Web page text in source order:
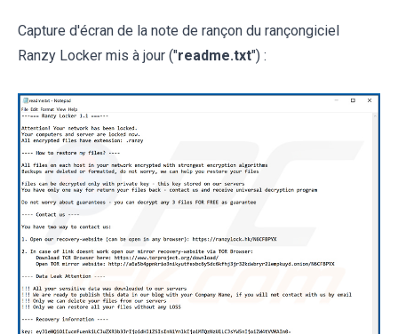
Capture d'écran de la note de rançon du rançongiciel
Ranzy Locker mis à jour ("readme.txt") :